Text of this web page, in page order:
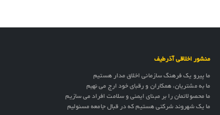
منشور اخلاقی آذرطیف
ما پیرو یک فرهنگ سازمانی اخلاق مدار هستیم
ما به مشتریان، همکاران و رقبای خود ارج می نهیم
ما محصولاتمان را بر مبنای ایمنی و سلامت افراد می سازیم
ما یک شهروند شرکتی هستیم که در قبال جامعه مسئولیم